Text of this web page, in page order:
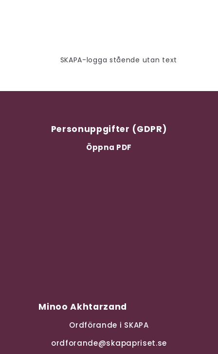
SKAPA-logga stående utan text
Personuppgifter (GDPR)
Öppna PDF
Minoo Akhtarzand
Ordförande i SKAPA
ordforande@skapapriset.se